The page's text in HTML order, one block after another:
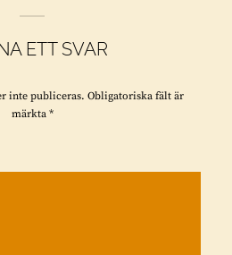
ETT SVAR
inte publiceras. Obligatoriska fält är
märkta *